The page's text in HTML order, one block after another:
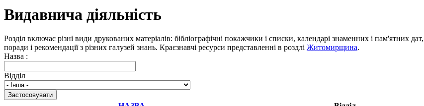
Видавнича діяльність
Розділ включає різні види друкованих матеріалів: бібліографічні покажчики і списки, календарі знаменних і пам'ятних
поради і рекомендації з різних галузей знань. Краєзнавчі ресурси представленні в роздлі Житомирщина.
Назва :
Відділ